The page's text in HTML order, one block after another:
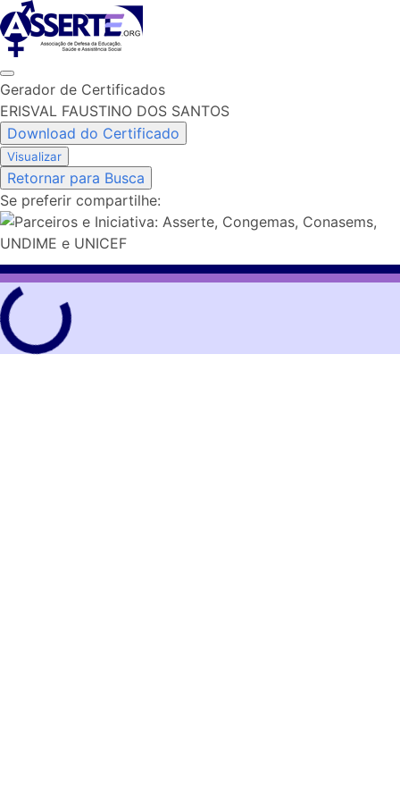
Skip
to
content
Gerador de Certificados
ERISVAL FAUSTINO DOS SANTOS
Download do Certificado
Visualizar
Retornar para Busca
Se preferir compartilhe: